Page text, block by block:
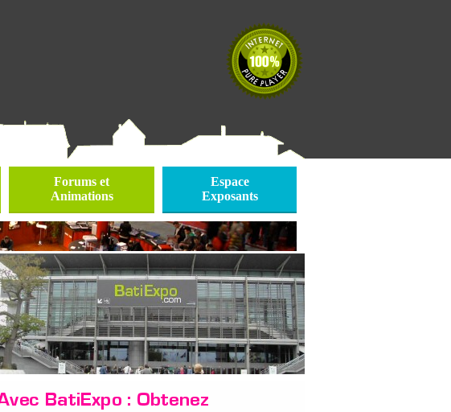
Forums et
Animations
Espace
Exposants